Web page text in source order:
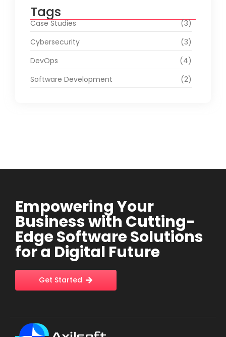
Tags
Case Studies
(3)
Cybersecurity
(3)
DevOps
(4)
Software Development
(2)
Empowering Your
Business with Cutting-
Edge Software Solutions
for a Digital Future
Get Started